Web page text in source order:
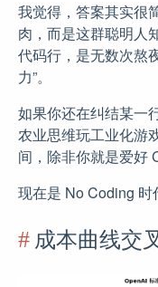
我觉得，答案其实很
肉，而是这群聪明人
代码行，是无数次熬
力”。
如果你还在纠结某一
农业思维玩工业化游
间，除非你就是爱好
现在是 No Coding 时
成本曲线交叉